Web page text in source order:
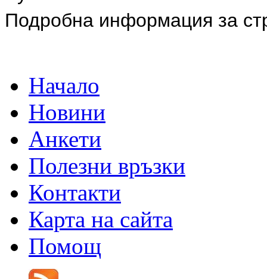
Подробна информация за
Начало
Новини
Анкети
Полезни връзки
Контакти
Карта на сайта
Помощ